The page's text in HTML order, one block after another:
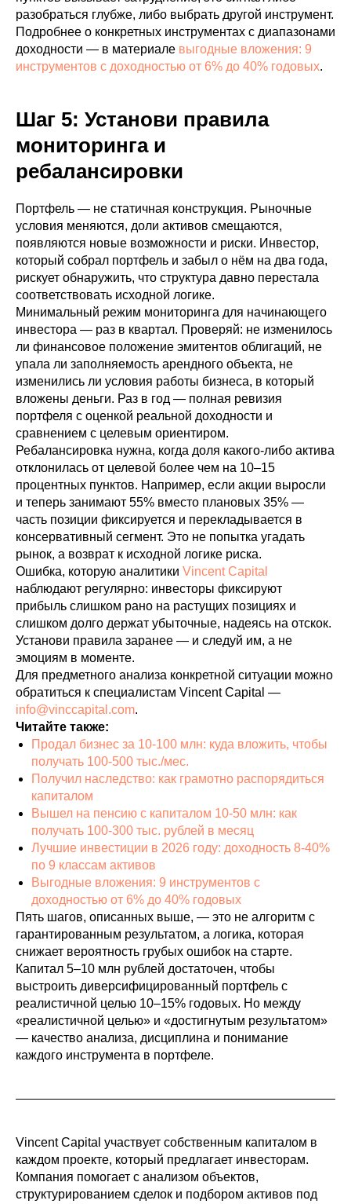
разобраться глубже, либо выбрать другой инструмент.
Подробнее о конкретных инструментах с диапазонами
доходности — в материале выгодные вложения: 9
инструментов с доходностью от 6% до 40% годовых.
Шаг 5: Установи правила
мониторинга и
ребалансировки
Портфель — не статичная конструкция. Рыночные
условия меняются, доли активов смещаются,
появляются новые возможности и риски. Инвестор,
который собрал портфель и забыл о нём на два года,
рискует обнаружить, что структура давно перестала
соответствовать исходной логике.
Минимальный режим мониторинга для начинающего
инвестора — раз в квартал. Проверяй: не изменилось
ли финансовое положение эмитентов облигаций, не
упала ли заполняемость арендного объекта, не
изменились ли условия работы бизнеса, в который
вложены деньги. Раз в год — полная ревизия
портфеля с оценкой реальной доходности и
сравнением с целевым ориентиром.
Ребалансировка нужна, когда доля какого-либо актива
отклонилась от целевой более чем на 10–15
процентных пунктов. Например, если акции выросли
и теперь занимают 55% вместо плановых 35% —
часть позиции фиксируется и перекладывается в
консервативный сегмент. Это не попытка угадать
рынок, а возврат к исходной логике риска.
Ошибка, которую аналитики Vincent Capital
наблюдают регулярно: инвесторы фиксируют
прибыль слишком рано на растущих позициях и
слишком долго держат убыточные, надеясь на отскок.
Установи правила заранее — и следуй им, а не
эмоциям в моменте.
Для предметного анализа конкретной ситуации можно
обратиться к специалистам Vincent Capital —
info@vinccapital.com.
Читайте также:
Продал бизнес за 10-100 млн: куда вложить, чтобы
получать 100-500 тыс./мес.
Получил наследство: как грамотно распорядиться
капиталом
Вышел на пенсию с капиталом 10-50 млн: как
получать 100-300 тыс. рублей в месяц
Лучшие инвестиции в 2026 году: доходность 8-40%
по 9 классам активов
Выгодные вложения: 9 инструментов с
доходностью от 6% до 40% годовых
Пять шагов, описанных выше, — это не алгоритм с
гарантированным результатом, а логика, которая
снижает вероятность грубых ошибок на старте.
Капитал 5–10 млн рублей достаточен, чтобы
выстроить диверсифицированный портфель с
реалистичной целью 10–15% годовых. Но между
«реалистичной целью» и «достигнутым результатом»
— качество анализа, дисциплина и понимание
каждого инструмента в портфеле.
Vincent Capital участвует собственным капиталом в
каждом проекте, который предлагает инвесторам.
Компания помогает с анализом объектов,
структурированием сделок и подбором активов под